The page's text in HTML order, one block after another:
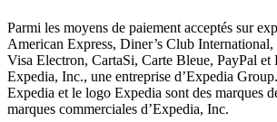
Parmi les moyens de paiement acceptés sur
American Express, Diner’s Club
Visa Electron, CartaSi, Carte Bleue, PayPal et
Expedia, Inc., une entreprise d’Expedia
Expedia et le logo Expedia sont des marques
marques commerciales d’Expedia, Inc.